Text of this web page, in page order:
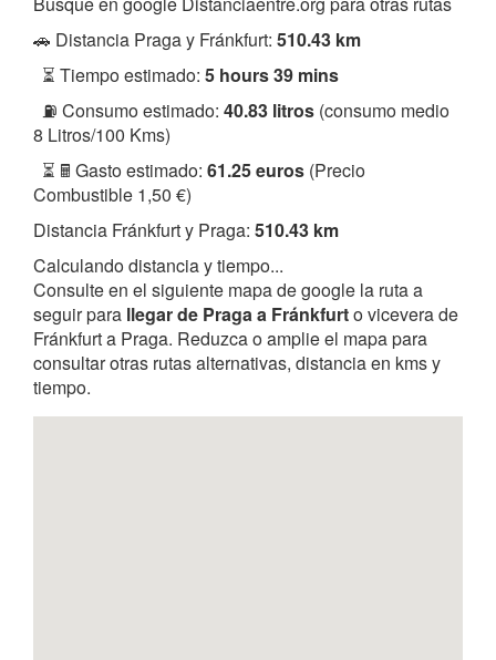
🚗 Distancia Praga y Fránkfurt: 510.43 km
⏳ Tiempo estimado: 5 hours 39 mins
⛽ Consumo estimado: 40.83 litros (consumo medio
8 Litros/100 Kms)
⏳ 🖩 Gasto estimado: 61.25 euros (Precio
Combustible 1,50 €)
Distancia Fránkfurt y Praga: 510.43 km
Calculando distancia y tiempo...
Consulte en el siguiente mapa de google la ruta a
seguir para llegar de Praga a Fránkfurto vicevera de
Fránkfurt a Praga. Reduzca o amplie el mapa para
consultar otras rutas alternativas, distancia en kms y
tiempo.